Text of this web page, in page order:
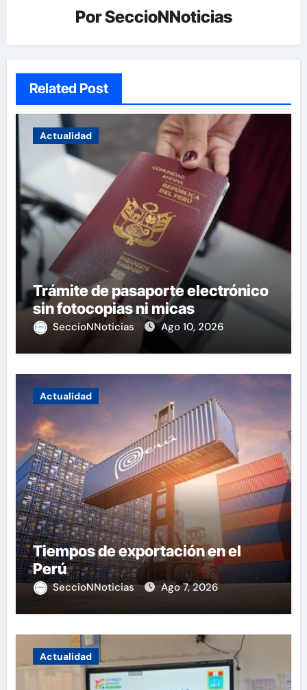
PorSeccioNNoticias
Related Post
Actualidad
Trámite de pasaporte electrónico
sin fotocopias ni micas
SeccioNNoticias Ago 10, 2026
Actualidad
Tiempos de exportación en el
Perú
SeccioNNoticias Ago 7, 2026
Actualidad